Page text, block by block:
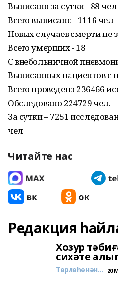
Выписано за сутки - 88 чел
Всего выписано - 1116 чел
Новых случаев смерти не
Всего умерших - 18
С внебольничной
Выписанных пациентов с
Всего проведено 236466
Обследовано 224729 чел.
За сутки – 7251
чел.
Читайте нас
Редакция
Хозур
сихәте
Төрлөһөнән... 20